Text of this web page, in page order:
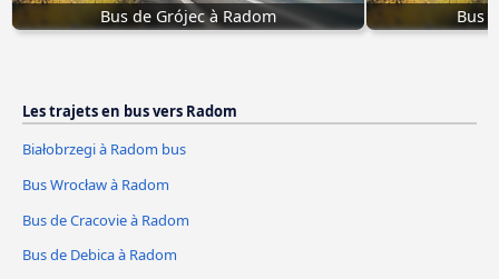
Bus de Grójec à Radom Bus
Les trajets en bus vers Radom
Białobrzegi à Radom bus
Bus Wrocław à Radom
Bus de Cracovie à Radom
Bus de Debica à Radom